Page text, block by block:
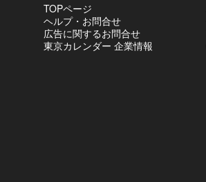
TOPページ
ヘルプ・お問合せ
広告に関するお問合せ
東京カレンダー 企業情報